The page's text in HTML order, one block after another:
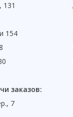
131
154
заказов:
7